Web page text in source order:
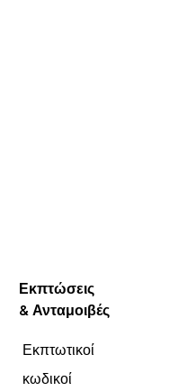
Εκπτώσεις
& Ανταμοιβές
Εκπτωτικοί
κωδικοί